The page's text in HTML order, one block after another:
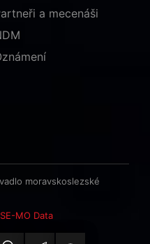
a mecenáši
moravskoslezské
SE-MO Data